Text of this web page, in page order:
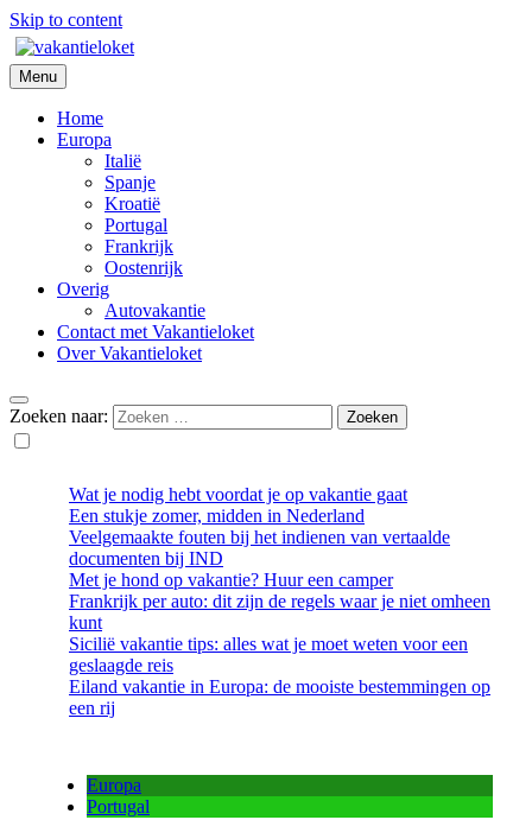
Skip to content
Vakantieloket
Menu
Home
Europa
Italië
Spanje
Kroatië
Portugal
Frankrijk
Oostenrijk
Overig
Autovakantie
Contact met Vakantieloket
Over Vakantieloket
Zoeken naar:
Wat je nodig hebt voordat je op vakantie gaat
Een stukje zomer, midden in Nederland
Veelgemaakte fouten bij het indienen van vertaalde
documenten bij IND
Met je hond op vakantie? Huur een camper
Frankrijk per auto: dit zijn de regels waar je niet omheen
kunt
Sicilië vakantie tips: alles wat je moet weten voor een
geslaagde reis
Eiland vakantie in Europa: de mooiste bestemmingen op
een rij
Europa
Portugal